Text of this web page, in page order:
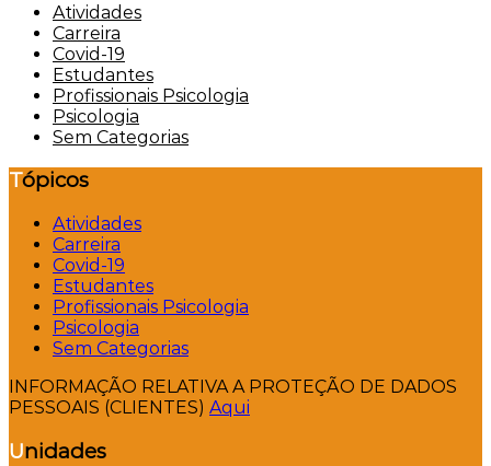
Atividades
Carreira
Covid-19
Estudantes
Profissionais Psicologia
Psicologia
Sem Categorias
Tópicos
Atividades
Carreira
Covid-19
Estudantes
Profissionais Psicologia
Psicologia
Sem Categorias
INFORMAÇÃO RELATIVA A PROTEÇÃO DE DADOS
PESSOAIS (CLIENTES) Aqui
Unidades